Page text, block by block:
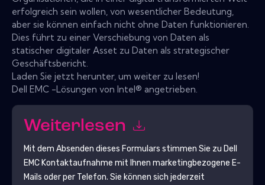
erfolgreich sein wollen, von wesentlicher Bedeutung,
aber sie können einfach nicht ohne Daten funktionieren.
Dies führt zu einer Verschiebung von Daten als
statischer digitaler Asset zu Daten als strategischer
Geschäftsbericht.
Laden Sie jetzt herunter, um weiter zu lesen!
Dell EMC -Lösungen von Intel® angetrieben.
Weiterlesen
Mit dem Absenden dieses Formulars stimmen Sie zu Dell
EMCKontaktaufnahme mit Ihnen marketingbezogene E-
Mails oder per Telefon. Sie können sich jederzeit